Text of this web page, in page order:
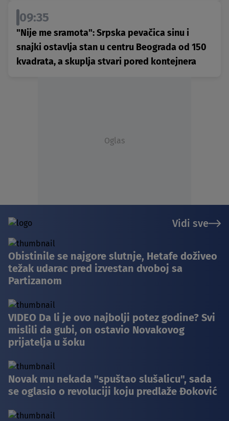
09:35
"Nije me sramota": Srpska pevačica sinu i
snajki ostavlja stan u centru Beograda od 150
kvadrata, a skuplja stvari pored kontejnera
Oglas
Vidi sve
Obistinile se najgore slutnje, Hetafe doživeo
težak udarac pred izvestan dvoboj sa
Partizanom
VIDEO Da li je ovo najbolji potez godine? Svi
mislili da gubi, on ostavio Novakovog
prijatelja u šoku
Novak mu nekada "spuštao slušalicu", sada
se oglasio o revoluciji koju predlaže Đoković